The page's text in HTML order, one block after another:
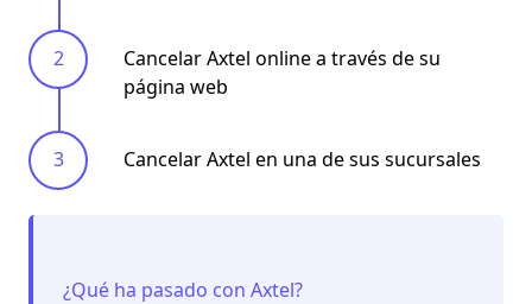
Cancelar Axtel online a través de su
página web
Cancelar Axtel en una de sus sucursales
¿Qué ha pasado con Axtel?